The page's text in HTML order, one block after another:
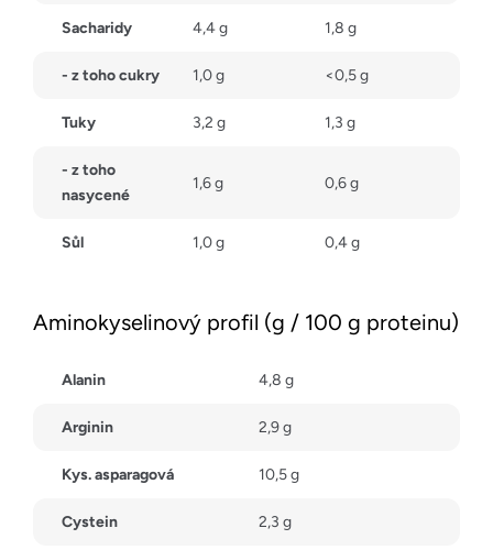
Sacharidy 4,4 g 1,8 g
- z toho cukry 1,0 g <0,5 g
Tuky 3,2 g 1,3 g
- z toho
nasycené
1,6 g 0,6 g
Sůl 1,0 g 0,4 g
Aminokyselinový profil (g / 100 g proteinu)
Alanin 4,8 g
Arginin 2,9 g
Kys. asparagová 10,5 g
Cystein 2,3 g